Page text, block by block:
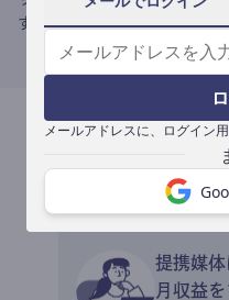
メールアドレスに、ログイン
す。
収
提携媒
月収益を